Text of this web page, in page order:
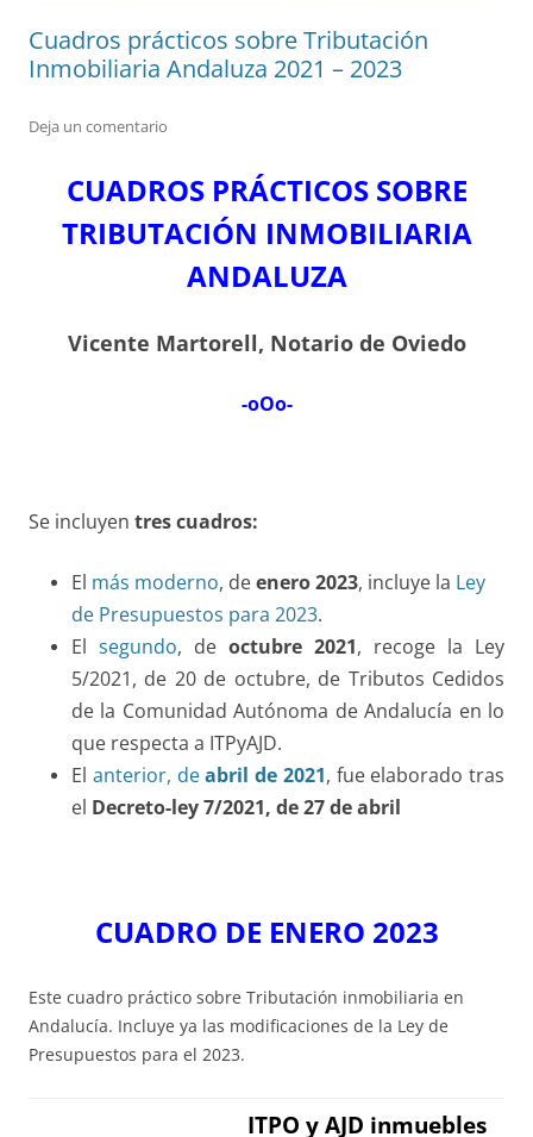
Cuadros prácticos sobre Tributación
Inmobiliaria Andaluza 2021 – 2023
Deja un comentario
CUADROS PRÁCTICOS SOBRE
TRIBUTACIÓN INMOBILIARIA
ANDALUZA
Vicente Martorell, Notario de Oviedo
-oOo-
Se incluyen tres cuadros:
El más moderno, deenero 2023, incluye la Ley
de Presupuestos para 2023.
El segundo, de octubre 2021, recoge la Ley
5/2021, de 20 de octubre, de Tributos Cedidos
de la Comunidad Autónoma de Andalucía en lo
que respecta a ITPyAJD.
El anterior, deabril de 2021, fue elaborado tras
el Decreto-ley 7/2021, de 27 de abril
CUADRO DE ENERO 2023
Este cuadro práctico sobre Tributación inmobiliaria en
Andalucía. Incluye ya las modificaciones de la Ley de
Presupuestos para el 2023.
ITPO y AJD inmuebles